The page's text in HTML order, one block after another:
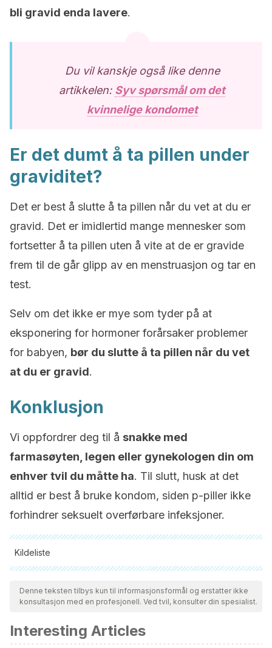
bli gravid enda lavere.
Du vil kanskje også like denne
artikkelen: Syv spørsmål om det
kvinnelige kondomet
Er det dumt å ta pillen under
graviditet?
Det er best å slutte å ta pillen når du vet at du er
gravid. Det er imidlertid mange mennesker som
fortsetter å ta pillen uten å vite at de er gravide
frem til de går glipp av en menstruasjon og tar en
test.
Selv om det ikke er mye som tyder på at
eksponering for hormoner forårsaker problemer
for babyen, bør du slutte å ta pillen når du vet
at du er gravid.
Konklusjon
Vi oppfordrer deg til å snakke med
farmasøyten, legen eller gynekologen din om
enhver tvil du måtte ha. Til slutt, husk at det
alltid er best å bruke kondom, siden p-piller ikke
forhindrer seksuelt overførbare infeksjoner.
Kildeliste
Alle siterte kilder ble grundig gjennomgått av teamet vårt for å
sikre deres kvalitet, pålitelighet, aktualitet og validitet.
Bibliografien i denne artikkelen ble betraktet som pålitelig og
Dhont, M., & Verhaeghe, V. (2013). Hormonal
Denne teksten tilbys kun til informasjonsformål og erstatter ikke
konsultasjon med en profesjonell. Ved tvil, konsulter din spesialist.
Interesting Articles